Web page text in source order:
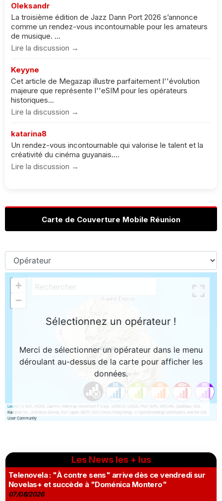
Oleksandr
La troisième édition de Jazz Dann Port 2026 s’annonce
comme un rendez-vous incontournable pour les amateurs
de musique. ...
Lire la discussion →
Keyyne
Cet article de Megazap illustre parfaitement l''évolution
majeure que représente l''eSIM pour les opérateurs
historiques...
Lire la discussion →
katarina8
Un rendez-vous incontournable qui valorise le talent et la
créativité du cinéma guyanais....
Lire la discussion →
Carte de Couverture Mobile Réunion
Les News les + lus
Telenovela : "À contre sens" arrive dès ce vendredi sur
Novelas+ et succède à "Doménica Montero"
07/08/2026